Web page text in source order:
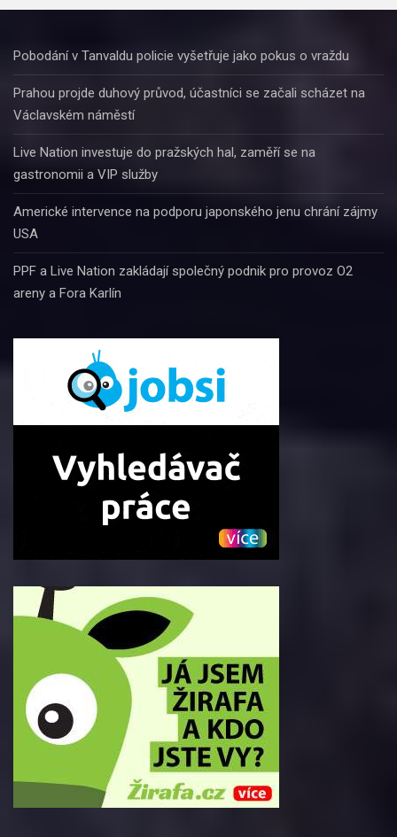
Pobodání v Tanvaldu policie vyšetřuje jako pokus o vraždu
Prahou projde duhový průvod, účastníci se začali scházet na
Václavském náměstí
Live Nation investuje do pražských hal, zaměří se na
gastronomii a VIP služby
Americké intervence na podporu japonského jenu chrání zájmy
USA
PPF a Live Nation zakládají společný podnik pro provoz O2
areny a Fora Karlín